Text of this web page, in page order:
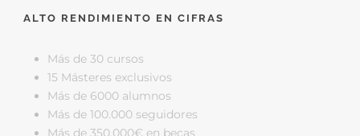
ALTO RENDIMIENTO EN CIFRAS
Más de 30 cursos
15 Másteres exclusivos
Más de 6000 alumnos
Más de 100.000 seguidores
Más de 350.000€ en becas